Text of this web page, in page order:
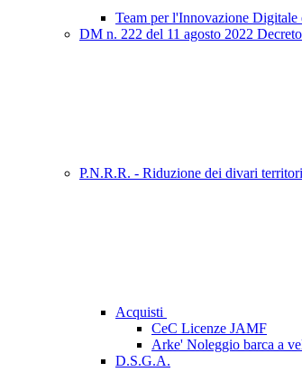
Team per l'Innovazione Digitale
DM n. 222 del 11 agosto 2022
P.N.R.R. - Riduzione dei divari
Acquisti
CeC Licenze JAMF
Arke' Noleggio barca a
D.S.G.A.